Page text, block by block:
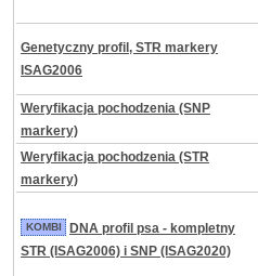
Genetyczny profil, STR markery
ISAG2006
Weryfikacja pochodzenia (SNP
markery)
Weryfikacja pochodzenia (STR
markery)
KOMBI
DNA profil psa - kompletny
STR (ISAG2006) i SNP (ISAG2020)